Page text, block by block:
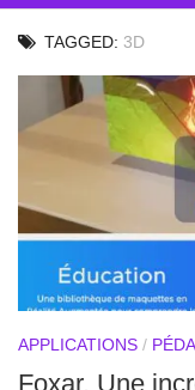
TAGGED: 3D
APPLICATIONS /
Foxar. Une